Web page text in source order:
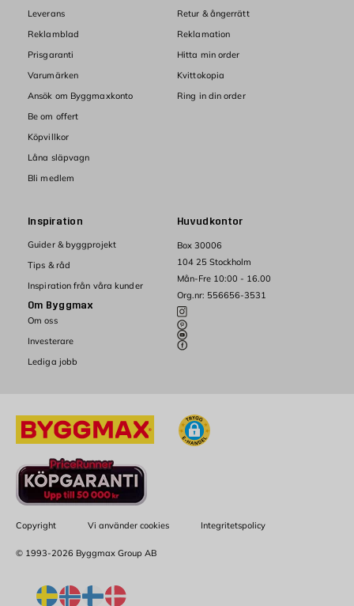
Huvudkontor
Box 30006
104 25 Stockholm
Mån-Fre 10:00 - 16.00
Org.nr: 556656-3531
Leverans
Reklamblad
Prisgaranti
Varumärken
Ansök om Byggmaxkonto
Be om offert
Köpvillkor
Låna släpvagn
Bli medlem
Retur & ångerrätt
Reklamation
Hitta min order
Kvittokopia
Ring in din order
Inspiration
Guider & byggprojekt
Tips & råd
Inspiration från våra kunder
Om Byggmax
Om oss
Investerare
Lediga jobb
Copyright Vi använder cookies Integritetspolicy
© 1993-2026 Byggmax Group AB